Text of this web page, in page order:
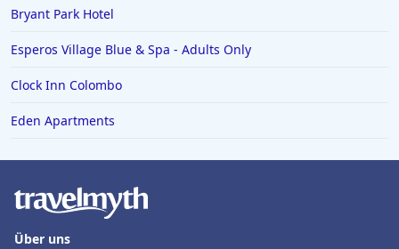
Bryant Park Hotel
Esperos Village Blue & Spa - Adults Only
Clock Inn Colombo
Eden Apartments
Über uns